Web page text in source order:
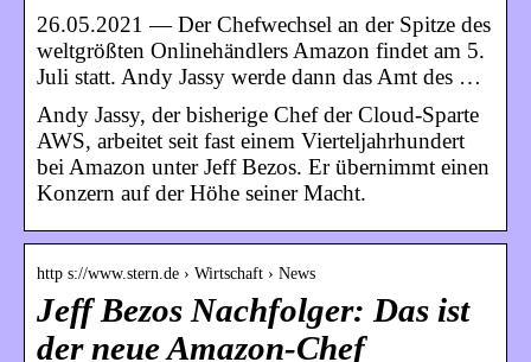
26.05.2021 — Der Chefwechsel an der Spitze des
weltgrößten Onlinehändlers Amazon findet am 5.
Juli statt. Andy Jassy werde dann das Amt des …
Andy Jassy, der bisherige Chef der Cloud-Sparte
AWS, arbeitet seit fast einem Vierteljahrhundert
bei Amazon unter Jeff Bezos. Er übernimmt einen
Konzern auf der Höhe seiner Macht.
http s://www.stern.de › Wirtschaft › News
Jeff Bezos Nachfolger: Das ist
der neue Amazon-Chef